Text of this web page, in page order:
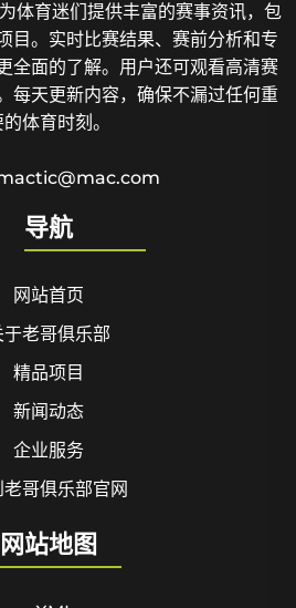
体育迷们提供丰富的赛事资讯，包
目。实时比赛结果、赛前分析和专
全面的了解。用户还可观看高清赛
每天更新内容，确保不漏过任何重
体育时刻。
导航
网站首页
于老哥俱乐部
精品项目
新闻动态
企业服务
哥俱乐部官网
网站地图